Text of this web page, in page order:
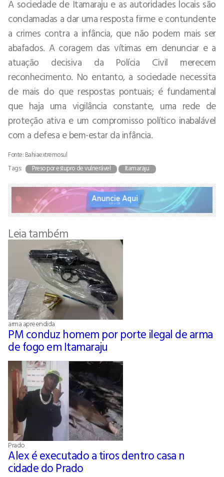
A sociedade de Itamaraju e as autoridades locais são
conclamadas a dar uma resposta firme e contundente
a crimes contra a infância, que não podem mais ser
abafados. A coragem das vítimas em denunciar e a
atuação decisiva da Polícia Civil merecem
reconhecimento. No entanto, a sociedade necessita
de mais do que respostas pontuais; é fundamental
que haja uma vigilância constante, uma rede de
proteção ativa e um compromisso político inabalável
com a defesa e bem-estar da infância.
Fonte: Bahiaextremosul
Tags:
Preso por estupro de vulnerável Itamaraju
Leia também
arma apreendida
PM conduz homem por porte ilegal de arma
de fogo em Itamaraju
Prado
Alex é executado a tiros dentro casa n
cidade do Prado